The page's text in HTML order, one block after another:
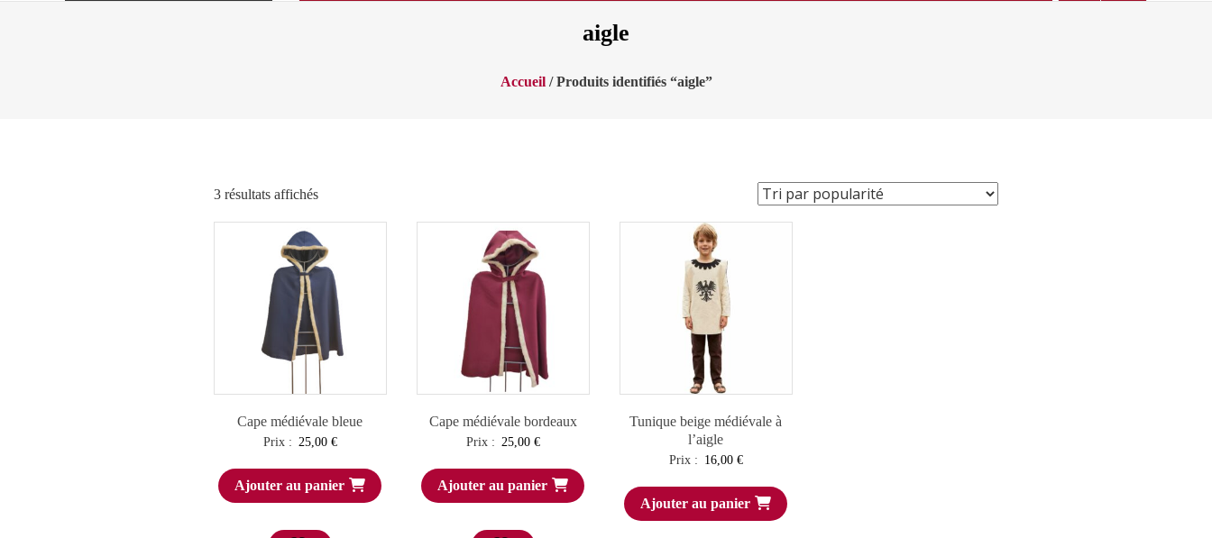
aigle
Accueil/ Produits identifiés “aigle”
3 résultats affichésTrié
par
popularité
Cape médiévale bleue
Prix : 25,00 €
Ajouter au panier
Cape médiévale bordeaux
Prix : 25,00 €
Ajouter au panier
Tunique beige médiévale à
l’aigle
Prix : 16,00 €
Ajouter au panier